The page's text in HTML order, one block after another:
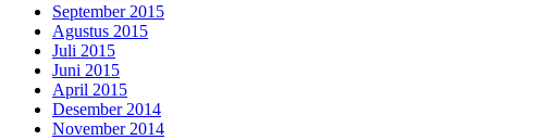
September 2015
Agustus 2015
Juli 2015
Juni 2015
April 2015
Desember 2014
November 2014